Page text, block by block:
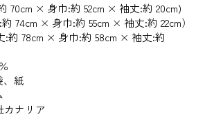
70cm × 身巾:約 52cm × 袖丈:約 20cm)
74cm × 身巾:約 55cm × 袖丈:約 22cm）
:約 78cm × 身巾:約 58cm × 袖丈:約
、紙
ナリア